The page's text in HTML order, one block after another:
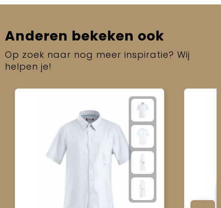
Anderen bekeken ook
Op zoek naar nog meer inspiratie? Wij
helpen je!